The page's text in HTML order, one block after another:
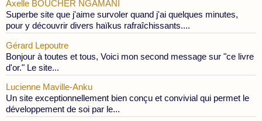
Axelle BOUCHER NGAMANI
Superbe site que j'aime survoler quand j'ai quelques minutes,
pour y découvrir divers haïkus rafraîchissants....
Gérard Lepoutre
Bonjour à toutes et tous, Voici mon second message sur "ce livre
d'or." Le site...
Lucienne Maville-Anku
Un site exceptionnellement bien conçu et convivial qui permet le
développement de soi par le...